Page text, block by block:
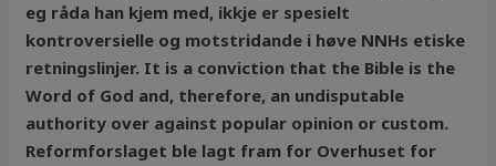
eg råda han kjem med, ikkje er spesielt
kontroversielle og motstridande i høve NNHs etiske
retningslinjer. It is a conviction that the Bible is the
Word of God and, therefore, an undisputable
authority over against popular opinion or custom.
Reformforslaget ble lagt fram for Overhuset for